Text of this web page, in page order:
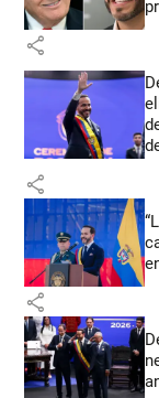
share
share
share